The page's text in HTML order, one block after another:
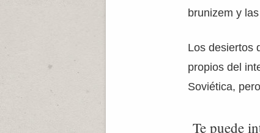
brunizem y
Los desiertos
propios del
Soviética,
Te puede